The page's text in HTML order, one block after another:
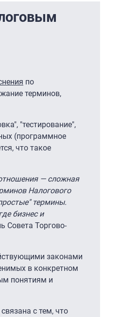
по
терминов,
"тестирование",
(программное
что такое
— сложная
Налогового
термины.
бизнес и
Совета Торгово-
законами
в конкретном
понятиям и
с тем, что